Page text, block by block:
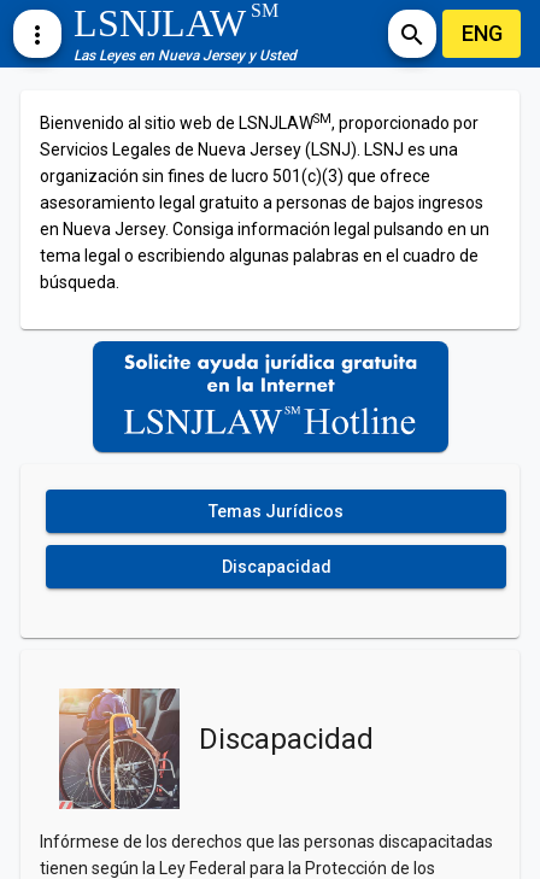
more_vert LSNJLAWSM
Las Leyes en Nueva Jersey y Usted
search ENG
Bienvenido al sitio web de LSNJLAWSM, proporcionado por
Servicios Legales de Nueva Jersey (LSNJ). LSNJ es una
organización sin fines de lucro 501(c)(3) que ofrece
asesoramiento legal gratuito a personas de bajos ingresos
en Nueva Jersey. Consiga información legal pulsando en un
tema legal o escribiendo algunas palabras en el cuadro de
búsqueda.
Temas Jurídicos
Discapacidad
Discapacidad
Infórmese de los derechos que las personas discapacitadas
tienen según la Ley Federal para la Protección de los